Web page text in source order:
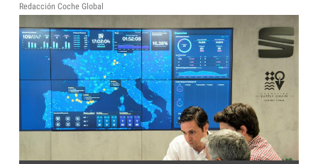
Redacción Coche Global